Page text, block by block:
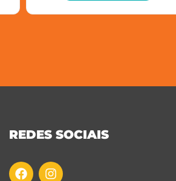
REDES SOCIAIS